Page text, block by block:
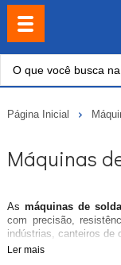
Página Inicial
Máquinas
Asmáquinas de solda
com precisão,
indústrias, canteiros de
Ler mais